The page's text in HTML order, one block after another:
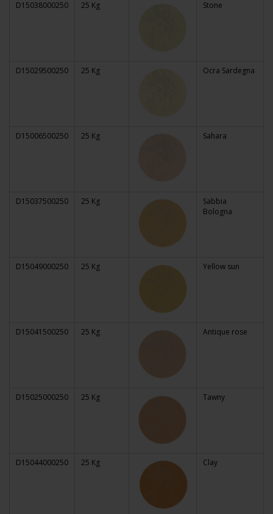
D15038000250 25 Kg Stone
D15029500250 25 Kg Ocra Sardegna
D15006500250 25 Kg Sahara
D15037500250 25 Kg
Sabbia
Bologna
D15049000250 25 Kg Yellow sun
D15041500250 25 Kg Antique rose
D15025000250 25 Kg Tawny
D15044000250 25 Kg Clay